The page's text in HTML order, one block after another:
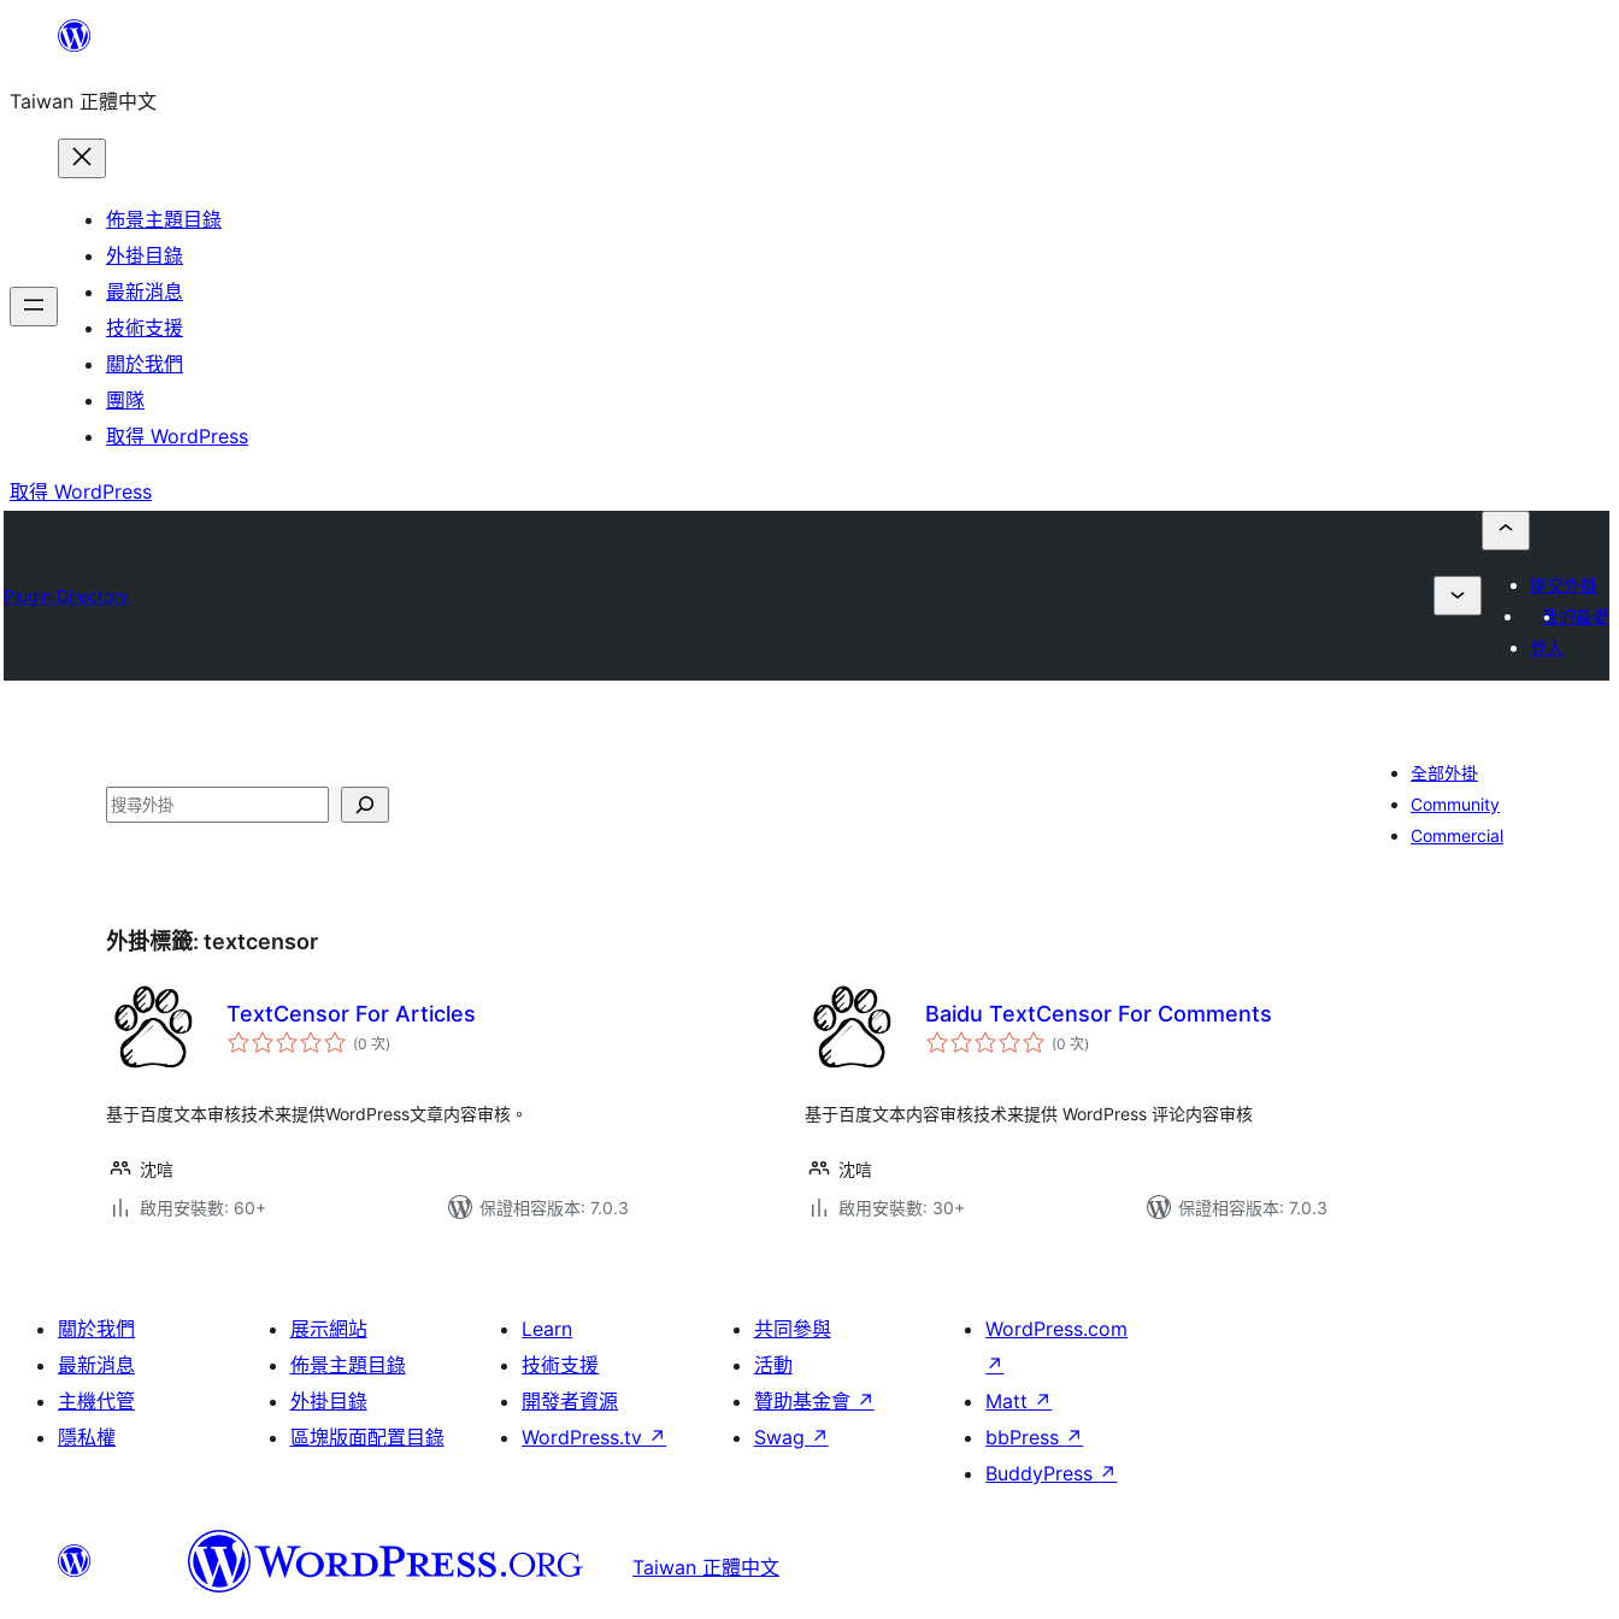
主
Taiwan 正體中文
佈景主題目錄
外掛目錄
最新消息
技術支援
關於我們
團隊
取得 WordPress
取得 WordPress
Plugin Directory
提交外掛
我的最愛
登入
搜
全部外掛
Community
Commercial
外掛標籤: textcensor
TextCensor For Articles
(0 次評
分)
基于百度文本审核技术来提供WordPress文章内容审核。
沈唁
啟用安裝數: 60+
保證相容版本: 7.0.3
Baidu TextCensor For Comments
(0 次評
分)
基于百度文本内容审核技术来提供 WordPress 评论内容审核
沈唁
啟用安裝數: 30+
保證相容版本: 7.0.3
關於我們
最新消息
主機代管
隱私權
展示網站
佈景主題目錄
外掛目錄
區塊版面配置目錄
Learn
技術支援
開發者資源
WordPress.tv ↗
共同參與
活動
贊助基金會 ↗
Swag ↗
WordPress.com
↗
Matt ↗
bbPress ↗
BuddyPress ↗
Taiwan 正體中文